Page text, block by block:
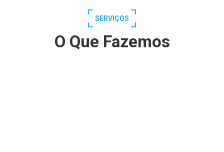
SERVIÇOS
O Que Fazemos